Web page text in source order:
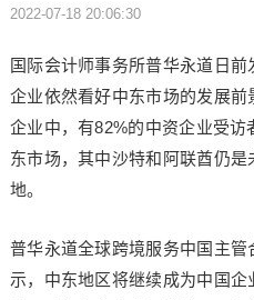
2022-07-18 20:06:30
国际会计师事务所普华永道日
企业依然看好中东市场的发展
企业中，有82%的中资企业受
东市场，其中沙特和阿联酋仍
地。
普华永道全球跨境服务中国主
示，中东地区将继续成为中国